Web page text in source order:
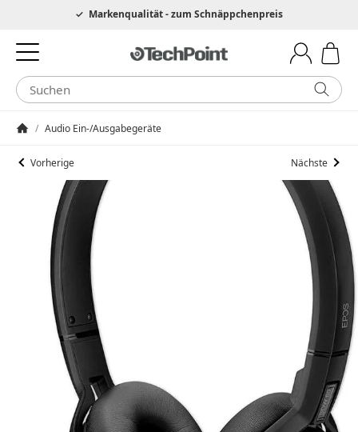
Hotline 0049 6205 3079975Markenqualität - zum Schnäppchenpreis
/ Audio Ein-/Ausgabegeräte
Vorherige Nächste